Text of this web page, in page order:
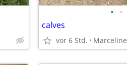
• •
calves
vor 6 Std. Marceline